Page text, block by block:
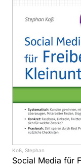
Koß, Stephan
Social Media für